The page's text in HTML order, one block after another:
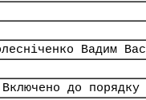
Вадим
до порядку